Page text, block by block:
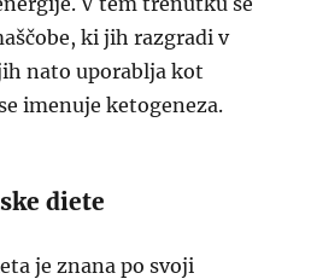
ki jih razgradi v
nato uporablja kot
imenuje ketogeneza.
diete
je znana po svoji